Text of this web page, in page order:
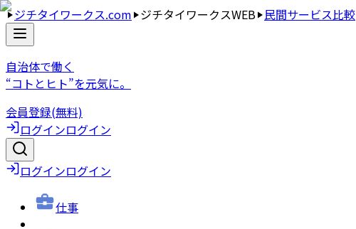
ジチタイワークス.com ジチタイワークスWEB 民間サービス比較
自治体で働く
“コトとヒト”を元気に。
会員登録(無料)
ログインログイン
ログインログイン
仕事